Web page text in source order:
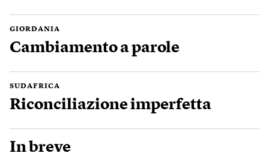
GIORDANIA
Cambiamento a parole
SUDAFRICA
Riconciliazione imperfetta
In breve